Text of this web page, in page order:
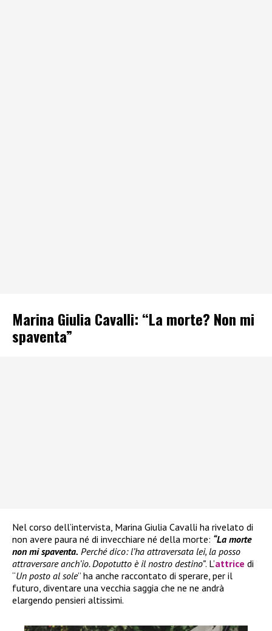
Marina Giulia Cavalli: “La morte? Non mi
spaventa”
Nel corso dell’intervista, Marina Giulia Cavalli ha rivelato di
non avere paura né di invecchiare né della morte: “La morte
non mi spaventa. Perché dico: l’ha attraversata lei, la posso
attraversare anch’io. Dopotutto è il nostro destino”. L’attrice di
“Un posto al sole” ha anche raccontato di sperare, per il
futuro, diventare una vecchia saggia che ne ne andrà
elargendo pensieri altissimi.